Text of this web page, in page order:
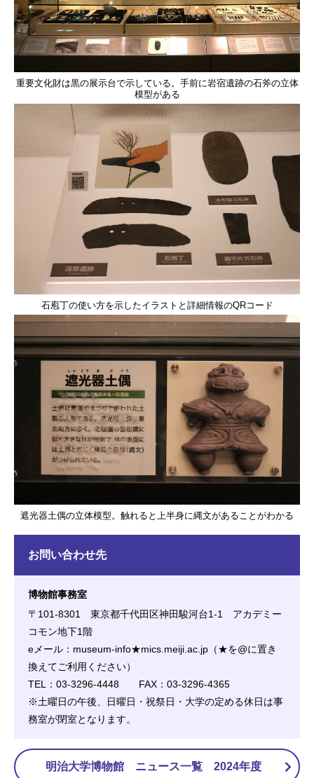
重要文化財は黒の展示台で示している。手前に岩宿遺跡の石斧の立体
模型がある
石庖丁の使い方を示したイラストと詳細情報のQRコード
遮光器土偶の立体模型。触れると上半身に縄文があることがわかる
お問い合わせ先
博物館事務室
〒101-8301 東京都千代田区神田駿河台1-1 アカデミー
コモン地下1階
eメール：museum-info★mics.meiji.ac.jp（★を@に置き
換えてご利用ください）
TEL：03-3296-4448 FAX：03-3296-4365
※土曜日の午後、日曜日・祝祭日・大学の定める休日は事
務室が閉室となります。
明治大学博物館 ニュース一覧 2024年度